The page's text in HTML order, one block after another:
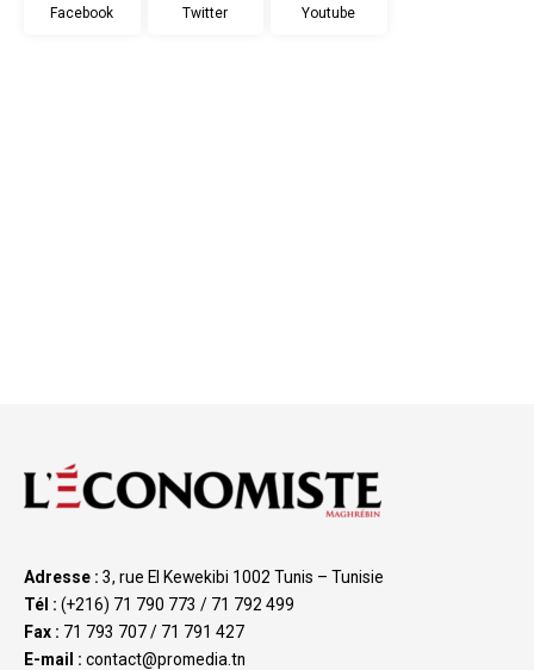
Facebook Twitter Youtube
Adresse : 3, rue El Kewekibi 1002 Tunis – Tunisie
Tél : (+216) 71 790 773 / 71 792 499
Fax : 71 793 707 / 71 791 427
E-mail : contact@promedia.tn